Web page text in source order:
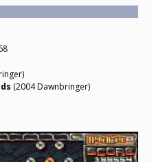
(2004 Dawnbringer)